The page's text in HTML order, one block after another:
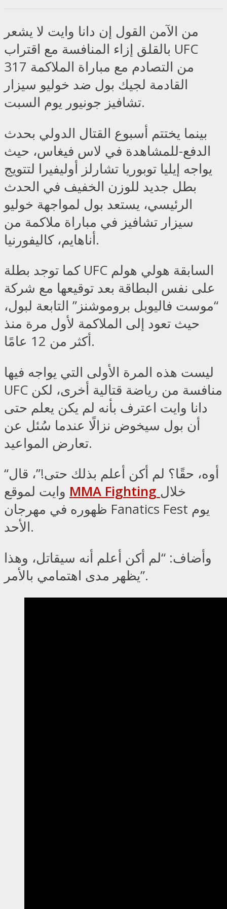
من الآمن القول إن دانا وايت لا يشعر
بالقلق إزاء المنافسة مع اقتراب UFC
317 من التصادم مع مباراة الملاكمة
القادمة لجيك بول ضد خوليو سيزار
تشافيز جونيور يوم السبت.
بينما يختتم أسبوع القتال الدولي بحدث
الدفع-للمشاهدة في لاس فيغاس، حيث
يواجه إيليا توبوريا تشارلز أوليفيرا لتتويج
بطل جديد للوزن الخفيف في الحدث
الرئيسي، يستعد بول لمواجهة خوليو
سيزار تشافيز في مباراة ملاكمة من
أناهايم، كاليفورنيا.
كما توجد بطلة UFC السابقة هولي هولم
على نفس البطاقة بعد توقيعها مع شركة
“موست فاليوبل بروموشنز” التابعة لبول،
حيث تعود إلى الملاكمة لأول مرة منذ
أكثر من 12 عامًا.
ليست هذه المرة الأولى التي يواجه فيها
UFC منافسة من رياضة قتالية أخرى، لكن
دانا وايت اعترف بأنه لم يكن يعلم حتى
أن بول سيخوض نزالًا عندما سُئل عن
تعارض المواعيد.
“أوه، حقًا؟ لم أكن أعلم بذلك حتى!”، قال
MMA Fighting خلال
ظهوره في مهرجان Fanatics Fest يوم
الأحد.
وأضاف: “لم أكن أعلم أنه سيقاتل، وهذا
يظهر مدى اهتمامي بالأمر”.